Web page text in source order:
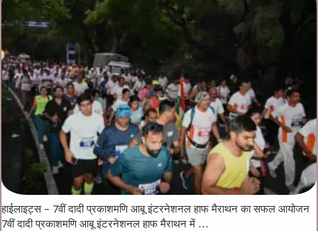
हाईलाइट्स – 7वीं दादी प्रकाशमणि आबू इंटरनेशनल हाफ मैराथन का सफल आयोजन
7वीं दादी प्रकाशमणि आबू इंटरनेशनल हाफ मैराथन में …